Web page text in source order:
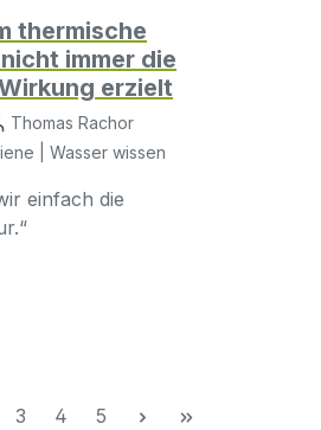
thermische
immer die
erzielt
Thomas Rachor
| Wasser wissen
einfach die
Seite
3 Seite
4 Seite
5